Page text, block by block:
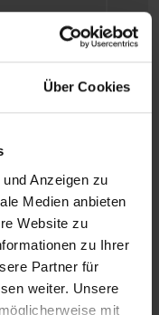
Über Cookies
Anzeigen zu
Medien anbieten
Website zu
zu Ihrer
Partner für
weiter. Unsere
mit
0,155